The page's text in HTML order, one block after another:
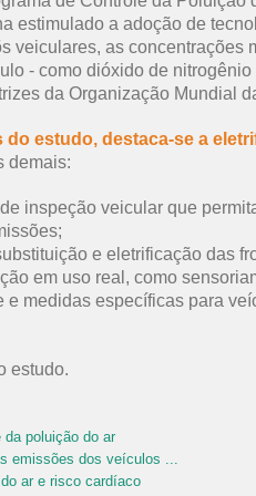
estimulado a adoção de
veiculares, as concentrações
- como dióxido de
da Organização Mundial
do estudo, destaca-se a
demais:
inspeção veicular que
e eletrificação das
em uso real, como
e medidas específicas para
estudo.
poluição do ar
emissões dos veículos ...
ar e risco cardíaco